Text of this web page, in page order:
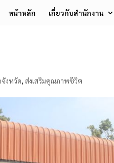
หน้าหลัก เกี่ยวกับสำนักงาน
งหวัด, ส่งเสริมคุณภาพชีวิต